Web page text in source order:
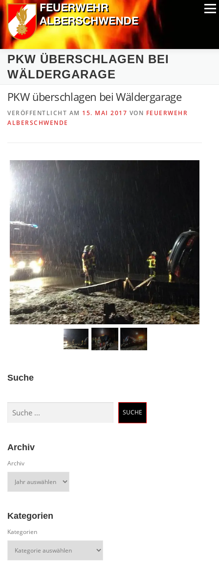
Zum
Inhalt
springen
Menü
ALPIN-NASSWETTBEWERB MITGLIEDER
AUSRÜSTUNG CHRONIK EXTRAS
PKW ÜBERSCHLAGEN BEI
WÄLDERGARAGE
PKW überschlagen bei Wäldergarage
VERÖFFENTLICHT AM 15. MAI 2017 VON FEUERWEHR
ALBERSCHWENDE
Suche
SUCHE
Archiv
Archiv
Kategorien
Kategorien